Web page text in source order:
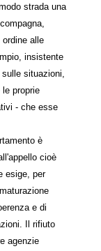
strada una
alle
insistente
situazioni,
proprie
- che esse
è
cioè
esige, per
e di
Il rifiuto
agenzie